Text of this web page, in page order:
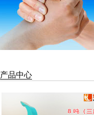
产品中心